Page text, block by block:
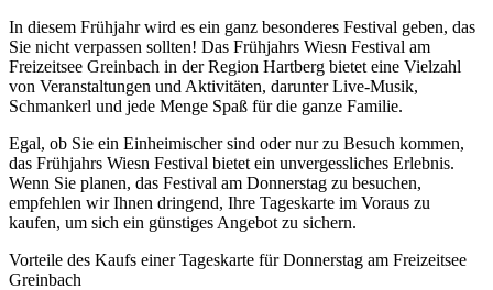
In diesem Frühjahr wird es ein ganz besonderes Festival geben, das
Sie nicht verpassen sollten! Das Frühjahrs Wiesn Festival am
Freizeitsee Greinbach in der Region Hartberg bietet eine Vielzahl
von Veranstaltungen und Aktivitäten, darunter Live-Musik,
Schmankerl und jede Menge Spaß für die ganze Familie.
Egal, ob Sie ein Einheimischer sind oder nur zu Besuch kommen,
das Frühjahrs Wiesn Festival bietet ein unvergessliches Erlebnis.
Wenn Sie planen, das Festival am Donnerstag zu besuchen,
empfehlen wir Ihnen dringend, Ihre Tageskarte im Voraus zu
kaufen, um sich ein günstiges Angebot zu sichern.
Vorteile des Kaufs einer Tageskarte für Donnerstag am Freizeitsee
Greinbach